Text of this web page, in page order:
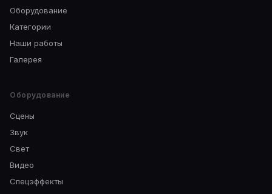
Оборудование
Категории
Наши работы
Галерея
Оборудование
Сцены
Звук
Свет
Видео
Спецэффекты